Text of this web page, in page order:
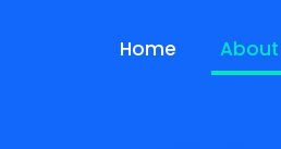
Home About